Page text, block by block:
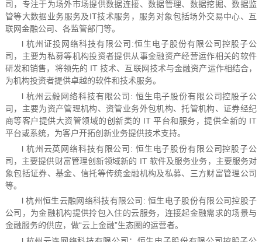
司，专注于为场外市场提供数据连接、数据管理、数据挖掘、数据监
管等大数据业务服务及IT技术服务，服务对象包括场外交易中心、互
联网金融公司、各监管部门等。
l 杭州证投网络科技有限公司:恒生电子股份有限公司控股子公
司，主要为私募等机构投资者提供从事金融资产经营运作相关的软件
研发和销售，将领先的 IT 技术、互联网技术与金融资产运作相结合，
为机构投资者提供卓越的软件和技术服务。
l 杭州云毅网络科技有限公司: 恒生电子股份有限公司控股子公
司，主要为资产管理机构、资管业务外包机构、托管机构、证券经纪
商等客户提供大资管领域的创新类的 IT 平台和服务，提供全新的 IT
平台或系统，为客户开拓创新业务提供技术支持。
l 杭州云英网络科技有限公司: 恒生电子股份有限公司控股子公
司，主要提供财富管理创新领域新的 IT 软件及服务业务，主要服务对
象包括证券、基金、信托等传统金融机构及私募、三方财富管理公司
等。
l 杭州恒生云融网络科技有限公司: 恒生电子股份有限公司控股子
公司，为金融机构提供拎包入住的云服务，连接起金融需求的场景与
金融服务的供应，做“云上金融”生态圈的运营者。